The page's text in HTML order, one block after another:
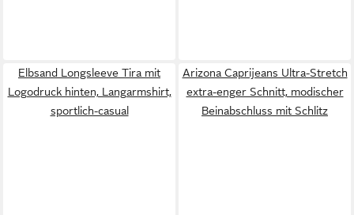
Elbsand Longsleeve Tira mit
Logodruck hinten, Langarmshirt,
sportlich-casual
Arizona Caprijeans Ultra-Stretch
extra-enger Schnitt, modischer
Beinabschluss mit Schlitz